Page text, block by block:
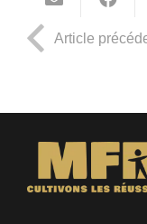
Article